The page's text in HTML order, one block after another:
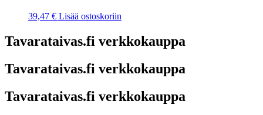
39,47 € Lisää ostoskoriin
Tavarataivas.fi verkkokauppa
Tavarataivas.fi verkkokauppa
Tavarataivas.fi verkkokauppa